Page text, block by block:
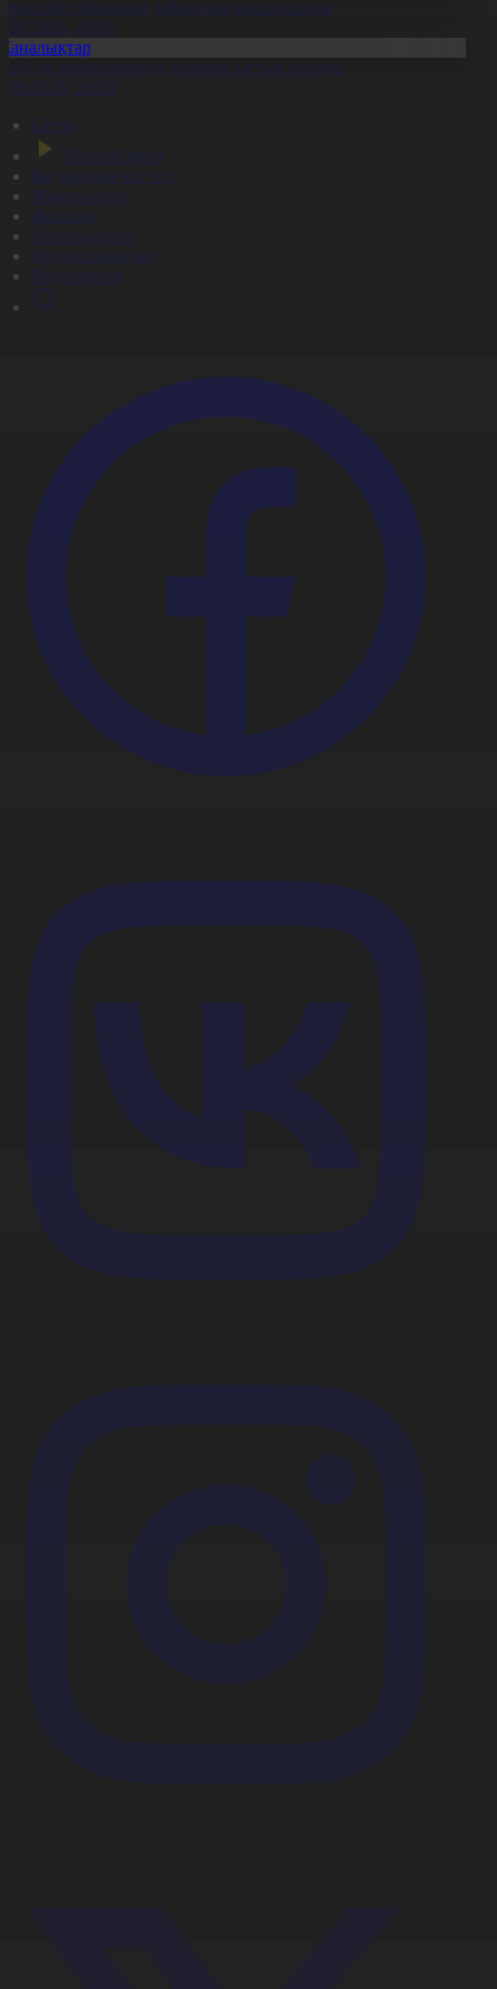
сайлауына дайындық пысықталды
20:02
да тамыз айында да аптап ыстық болады
20:00
Басты
Тікелей эфир
Бағдарлама кестесі
Жаңалықтар
Жобалар
Телехикаялар
Мультсериалдар
Видеоархив